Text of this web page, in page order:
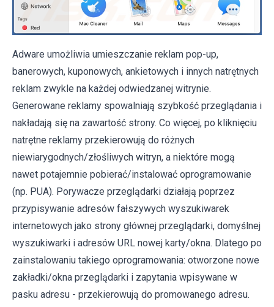
Adware umożliwia umieszczanie reklam pop-up,
banerowych, kuponowych, ankietowych i innych natrętnych
reklam zwykle na każdej odwiedzanej witrynie.
Generowane reklamy spowalniają szybkość przeglądania i
nakładają się na zawartość strony. Co więcej, po kliknięciu
natrętne reklamy przekierowują do różnych
niewiarygodnych/złośliwych witryn, a niektóre mogą
nawet potajemnie pobierać/instalować oprogramowanie
(np. PUA). Porywacze przeglądarki działają poprzez
przypisywanie adresów fałszywych wyszukiwarek
internetowych jako strony głównej przeglądarki, domyślnej
wyszukiwarki i adresów URL nowej karty/okna. Dlatego po
zainstalowaniu takiego oprogramowania: otworzone nowe
zakładki/okna przeglądarki i zapytania wpisywane w
pasku adresu - przekierowują do promowanego adresu.